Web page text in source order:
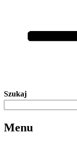
Szukaj
Menu